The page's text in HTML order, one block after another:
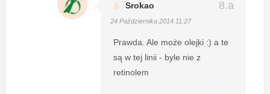
Srokao
24 Października 2014 11:27
Prawda. Ale może olejki :) a te
są w tej linii - byle nie z
retinolem